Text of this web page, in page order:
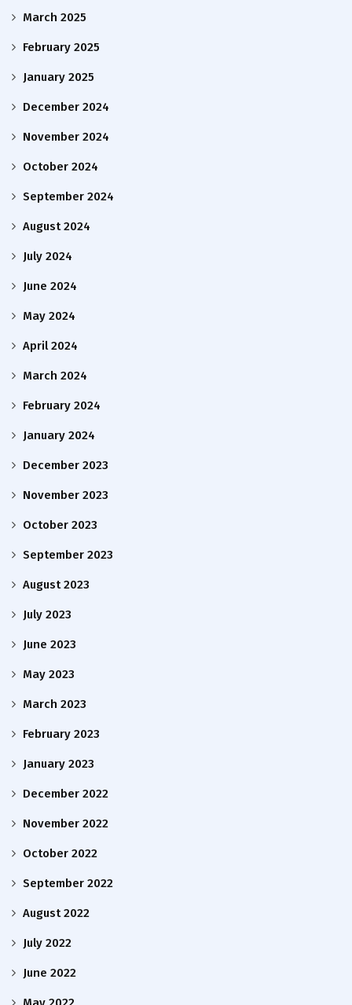
March 2025
February 2025
January 2025
December 2024
November 2024
October 2024
September 2024
August 2024
July 2024
June 2024
May 2024
April 2024
March 2024
February 2024
January 2024
December 2023
November 2023
October 2023
September 2023
August 2023
July 2023
June 2023
May 2023
March 2023
February 2023
January 2023
December 2022
November 2022
October 2022
September 2022
August 2022
July 2022
June 2022